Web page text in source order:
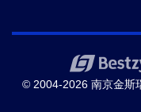
© 2004-2026 南京金斯